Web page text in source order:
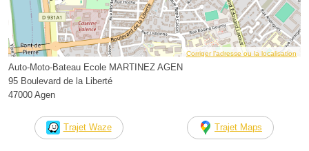
Corriger l’adresse ou la localisation
Auto-Moto-Bateau Ecole MARTINEZ AGEN
95 Boulevard de la Liberté
47000 Agen
Trajet Waze Trajet Maps